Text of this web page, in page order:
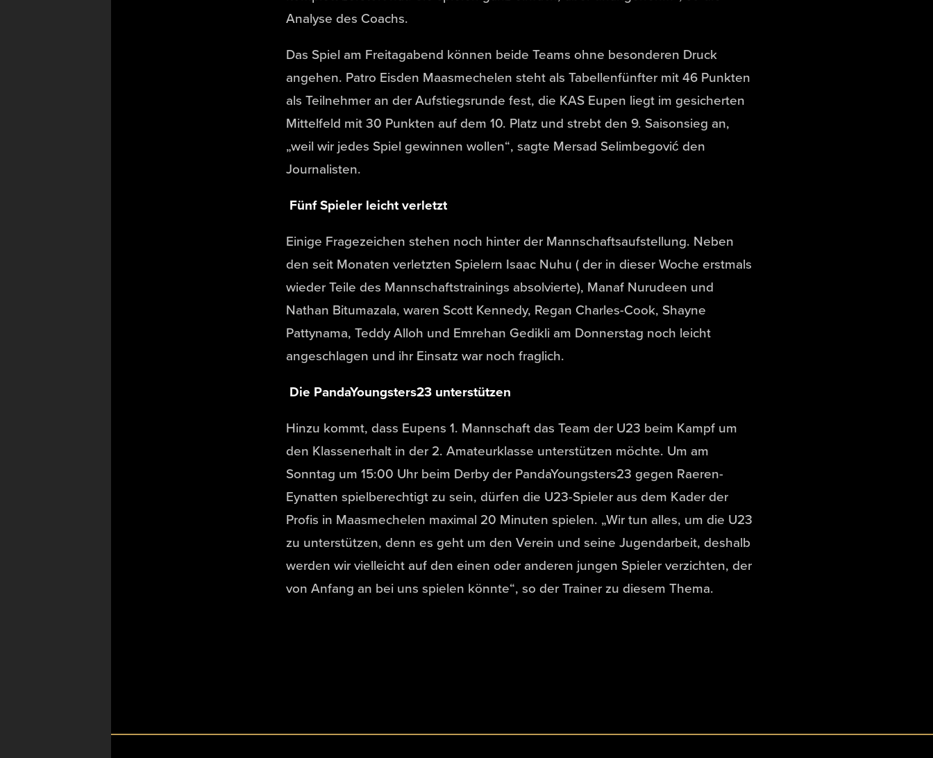
Analyse des Coachs.
Das Spiel am Freitagabend können beide Teams ohne besonderen Druck
angehen. Patro Eisden Maasmechelen steht als Tabellenfünfter mit 46 Punkten
als Teilnehmer an der Aufstiegsrunde fest, die KAS Eupen liegt im gesicherten
Mittelfeld mit 30 Punkten auf dem 10. Platz und strebt den 9. Saisonsieg an,
„weil wir jedes Spiel gewinnen wollen“, sagte Mersad Selimbegović den
Journalisten.
Fünf Spieler leicht verletzt
Einige Fragezeichen stehen noch hinter der Mannschaftsaufstellung. Neben
den seit Monaten verletzten Spielern Isaac Nuhu ( der in dieser Woche erstmals
wieder Teile des Mannschaftstrainings absolvierte), Manaf Nurudeen und
Nathan Bitumazala, waren Scott Kennedy, Regan Charles-Cook, Shayne
Pattynama, Teddy Alloh und Emrehan Gedikli am Donnerstag noch leicht
angeschlagen und ihr Einsatz war noch fraglich.
Die PandaYoungsters23 unterstützen
Hinzu kommt, dass Eupens 1. Mannschaft das Team der U23 beim Kampf um
den Klassenerhalt in der 2. Amateurklasse unterstützen möchte. Um am
Sonntag um 15:00 Uhr beim Derby der PandaYoungsters23 gegen Raeren-
Eynatten spielberechtigt zu sein, dürfen die U23-Spieler aus dem Kader der
Profis in Maasmechelen maximal 20 Minuten spielen. „Wir tun alles, um die U23
zu unterstützen, denn es geht um den Verein und seine Jugendarbeit, deshalb
werden wir vielleicht auf den einen oder anderen jungen Spieler verzichten, der
von Anfang an bei uns spielen könnte“, so der Trainer zu diesem Thema.